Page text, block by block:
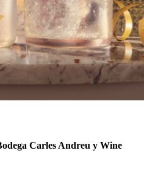
Carles Andreu y Wine